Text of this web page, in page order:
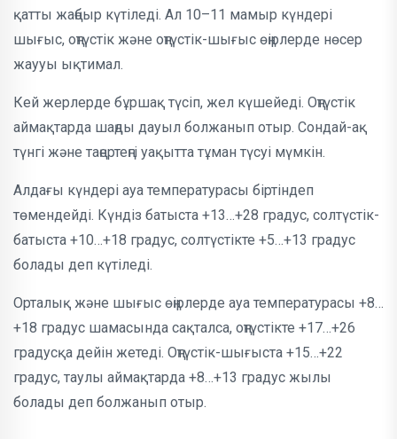
қатты жаңбыр күтіледі. Ал 10–11 мамыр күндері
шығыс, оңтүстік және оңтүстік-шығыс өңірлерде нөсер
жаууы ықтимал.
Кей жерлерде бұршақ түсіп, жел күшейеді. Оңтүстік
аймақтарда шаңды дауыл болжанып отыр. Сондай-ақ
түнгі және таңертеңгі уақытта тұман түсуі мүмкін.
Алдағы күндері ауа температурасы біртіндеп
төмендейді. Күндіз батыста +13…+28 градус, солтүстік-
батыста +10…+18 градус, солтүстікте +5…+13 градус
болады деп күтіледі.
Орталық және шығыс өңірлерде ауа температурасы +8…
+18 градус шамасында сақталса, оңтүстікте +17…+26
градусқа дейін жетеді. Оңтүстік-шығыста +15…+22
градус, таулы аймақтарда +8…+13 градус жылы
болады деп болжанып отыр.